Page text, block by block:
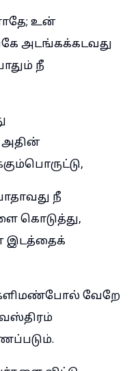
உன்
அடங்கக்கடவது
நீ
அதின்
நீ
கொடுத்து,
இடத்தைக்
களிமண்போல் வேறே